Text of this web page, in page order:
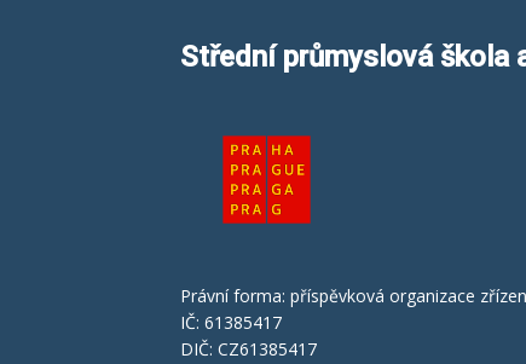
Střední průmyslová škola
Právní forma: příspěvková organizace
IČ: 61385417
DIČ: CZ61385417